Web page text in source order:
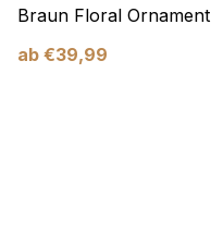
Braun Floral Ornament
ab €39,99